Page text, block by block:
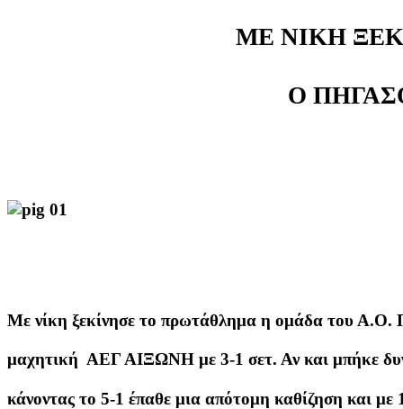
ΜΕ ΝΙΚΗ
Ο
Με νίκη ξεκίνησε το πρωτάθλημα η ομάδα του
μαχητική ΑΕΓ ΑΙΞΩΝΗ με 3-1 σετ. Αν και μπήκε
κάνοντας το 5-1 έπαθε μια απότομη καθίζηση και